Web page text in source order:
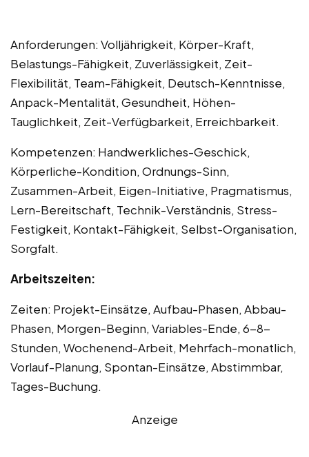
Anforderungen: Volljährigkeit, Körper-Kraft,
Belastungs-Fähigkeit, Zuverlässigkeit, Zeit-
Flexibilität, Team-Fähigkeit, Deutsch-Kenntnisse,
Anpack-Mentalität, Gesundheit, Höhen-
Tauglichkeit, Zeit-Verfügbarkeit, Erreichbarkeit.
Kompetenzen: Handwerkliches-Geschick,
Körperliche-Kondition, Ordnungs-Sinn,
Zusammen-Arbeit, Eigen-Initiative, Pragmatismus,
Lern-Bereitschaft, Technik-Verständnis, Stress-
Festigkeit, Kontakt-Fähigkeit, Selbst-Organisation,
Sorgfalt.
Arbeitszeiten:
Zeiten: Projekt-Einsätze, Aufbau-Phasen, Abbau-
Phasen, Morgen-Beginn, Variables-Ende, 6-8-
Stunden, Wochenend-Arbeit, Mehrfach-monatlich,
Vorlauf-Planung, Spontan-Einsätze, Abstimmbar,
Tages-Buchung.
Anzeige